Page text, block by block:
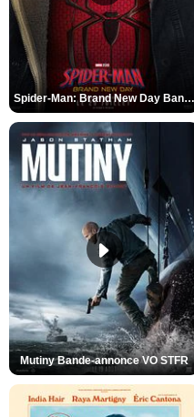
Spider-Man: Brand New Day Bande-annonce VO STFR
Mutiny Bande-annonce VO STFR